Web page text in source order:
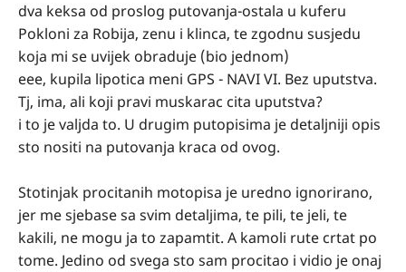
dva keksa od proslog putovanja-ostala u kuferu
Pokloni za Robija, zenu i klinca, te zgodnu susjedu
koja mi se uvijek obraduje (bio jednom)
eee, kupila lipotica meni GPS - NAVI VI. Bez uputstva.
Tj, ima, ali koji pravi muskarac cita uputstva?
i to je valjda to. U drugim putopisima je detaljniji opis
sto nositi na putovanja kraca od ovog.
Stotinjak procitanih motopisa je uredno ignorirano,
jer me sjebase sa svim detaljima, te pili, te jeli, te
kakili, ne mogu ja to zapamtit. A kamoli rute crtat po
tome. Jedino od svega sto sam procitao i vidio je onaj